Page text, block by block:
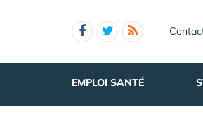
EMPLOI SANTÉ